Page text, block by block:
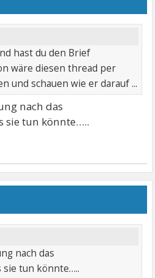
hast du den Brief
wäre diesen thread per
und schauen wie er darauf ...
nach das
sie tun könnte…..
nach das
tun könnte…..